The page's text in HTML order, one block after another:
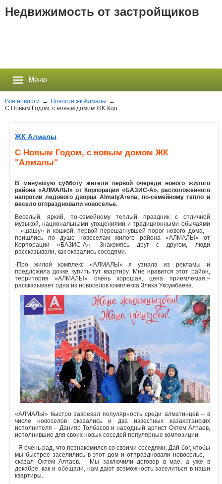
Недвижимость от застройщиков
Меню
Новостройки
События
Агентства
Объявления
Кабинет
Все новости → Новости жк Алмалы →
С Новым Годом, с новым домом ЖК &qu...
ЖК Алмалы
С Новым Годом, с новым домом ЖК
"Алмалы"
В минувшую субботу жители первой очереди нового жилого
района «АЛМАЛЫ» от Корпорации «БАЗИС-А», расположенного
напротив ледового дворца AlmatyArena, по-семейному тепло и
весело отпраздновали новоселье.
Веселый, яркий, по-семейному теплый праздник с отличной
музыкой, национальными угощениями и традиционными обычаями
– «шашу» и кошкой, первой перешагнувшей порог нового дома, –
пришлись по душе новоселам жилого района «АЛМАЛЫ» от
Корпорации «БАЗИС-А». Знакомясь друг с другом, люди
рассказывали, как оказались соседями.
-Про жилой комплекс «АЛМАЛЫ» я узнала из рекламы и
предложила дочке купить тут квартиру. Мне нравится этот район,
территория «АЛМАЛЫ» очень хорошая, цена приемлемая,–
рассказывает одна из новоселов комплекса Злиха Уксумбаева.
«АЛМАЛЫ» быстро завоевал популярность среди алматинцев – в
числе новоселов оказались и два известных казахстанских
исполнителя – Данияр Толбасов и народный артист Октем Алтаев,
исполнившие для своих новых соседей популярные композиции.
- Я очень рад, что познакомился со своими соседями. Дай бог, чтобы
мы быстрее заселились в этот дом и отпраздновали новоселье, –
сказал Октем Алтаев. - Мы заключили договор в мае, а уже в
декабре, как и обещали, нам дают возможность заселиться в наши
квартиры.